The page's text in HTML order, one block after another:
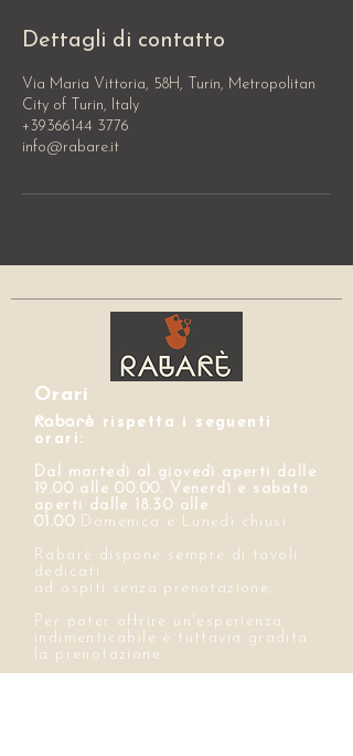
Dettagli di contatto
Via Maria Vittoria, 58H, Turin, Metropolitan
City of Turin, Italy
+39366144 3776
info@rabare.it
Orari
Rabarè rispetta i seguenti
orari:
Dal martedì al giovedì aperti dalle
19.00 alle 00.00. Venerdì e sabato
aperti dalle 18.30 alle
01.00 Domenica e Lunedì chiusi.
Rabarè dispone sempre di tavoli
dedicati
ad ospiti senza prenotazione.
Per poter offrire un'esperienza
indimenticabile è tuttavia gradita
la prenotazione.